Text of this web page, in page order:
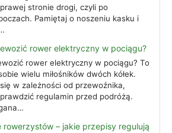
stronie drogi, czyli po
Pamiętaj o noszeniu kasku i
rower elektryczny w pociągu?
rower elektryczny w pociągu? To
wielu miłośników dwóch kółek.
w zależności od przewoźnika,
regulamin przed podróżą.
– jakie przepisy regulują